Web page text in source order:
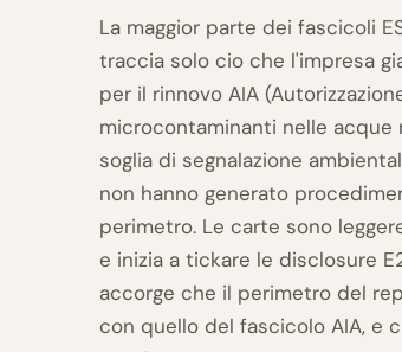
La maggior parte dei fascicoli
traccia solo cio che l'impresa
per il rinnovo AIA
microcontaminanti nelle
soglia di segnalazione
non hanno generato
perimetro. Le carte sono
e inizia a tickare le disclosure
accorge che il perimetro del
con quello del fascicolo AIA, e